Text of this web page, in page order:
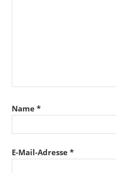
Name *
E-Mail-Adresse *